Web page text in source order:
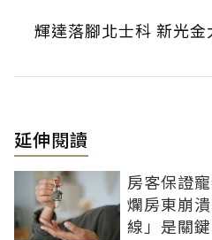
輝達落腳北士科 新光
延伸閱讀
房客保證
爛房東崩
線」是關鍵